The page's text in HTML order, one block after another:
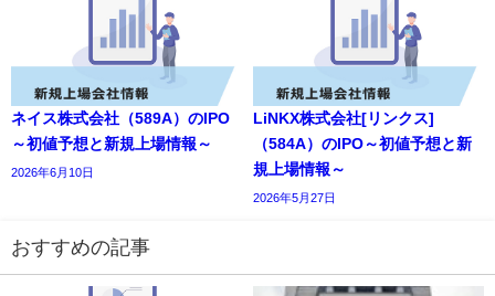
ネイス株式会社（589A）のIPO
～初値予想と新規上場情報～
2026年6月10日
LiNKX株式会社[リンクス]
（584A）のIPO～初値予想と新
規上場情報～
2026年5月27日
おすすめの記事